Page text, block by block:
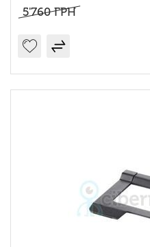
5'760 ГРН